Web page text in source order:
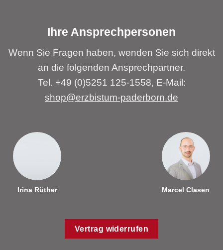
Ihre Ansprechpersonen
Wenn Sie Fragen haben, wenden Sie sich direkt
an die folgenden Ansprechpartner.
Tel. +49 (0)5251 125-1558, E-Mail:
shop@erzbistum-paderborn.de
Irina Rüther Marcel Clasen
Vertrag widerrufen